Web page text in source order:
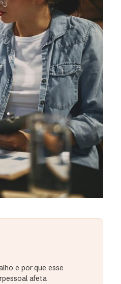
e por que esse
afeta